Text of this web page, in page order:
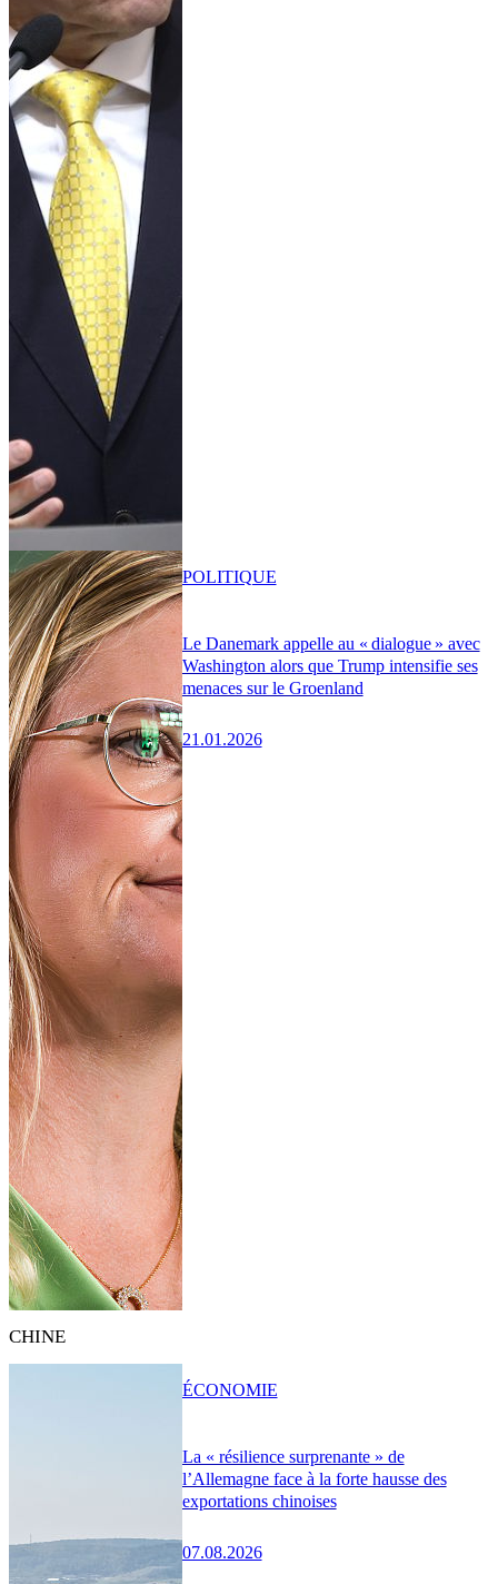
Le Danemark appelle au « dialogue » avec
Washington alors que Trump intensifie ses
menaces sur le Groenland
21.01.2026
POLITIQUE
CHINE
La « résilience surprenante » de
l’Allemagne face à la forte hausse des
exportations chinoises
07.08.2026
ÉCONOMIE